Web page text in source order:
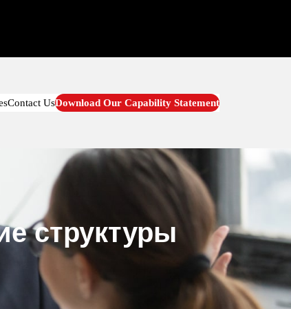
Contact UsDownload Our Capability Statement
структуры